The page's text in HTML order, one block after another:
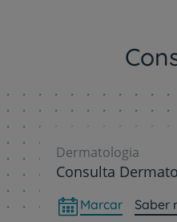
Dermatologia
Consulta
Marcar Saber